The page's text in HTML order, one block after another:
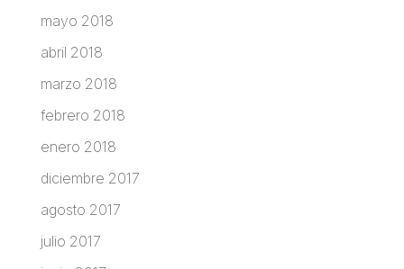
mayo 2018
abril 2018
marzo 2018
febrero 2018
enero 2018
diciembre 2017
agosto 2017
julio 2017